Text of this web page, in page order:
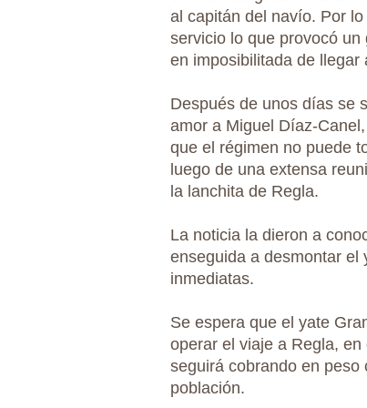
al capitán del navío. Por
servicio lo que provocó
en imposibilitada de llegar
Después de unos días se
amor a Miguel Díaz-
que el régimen no puede
luego de una extensa
la lanchita de Regla.
La noticia la dieron a
enseguida a desmontar el
inmediatas.
Se espera que el yate
operar el viaje a Regla,
seguirá cobrando en
población.